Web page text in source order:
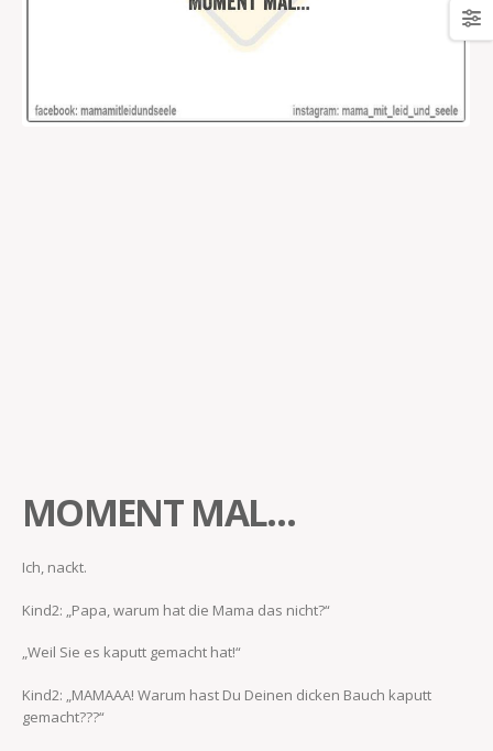
MOMENT MAL…
Ich, nackt.
Kind2: „Papa, warum hat die Mama das nicht?“
„Weil Sie es kaputt gemacht hat!“
Kind2: „MAMAAA! Warum hast Du Deinen dicken Bauch kaputt
gemacht???“